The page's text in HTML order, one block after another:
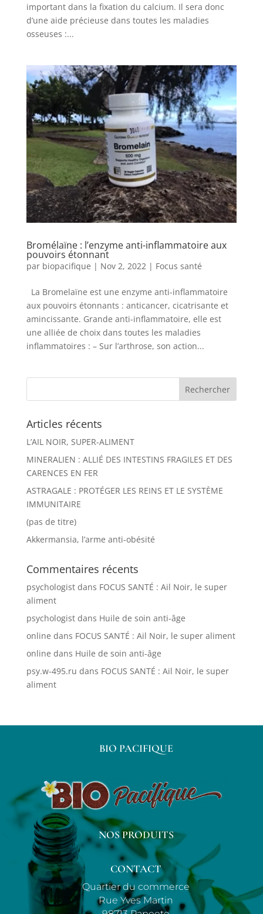
important dans la fixation du calcium. Il sera donc
d’une aide précieuse dans toutes les maladies
osseuses :...
Bromélaïne : l’enzyme anti-inflammatoire aux
pouvoirs étonnant
par biopacifique | Nov 2, 2022| Focus santé
La Bromelaïne est une enzyme anti-inflammatoire
aux pouvoirs étonnants : anticancer, cicatrisante et
amincissante. Grande anti-inflammatoire, elle est
une alliée de choix dans toutes les maladies
inflammatoires : – Sur l’arthrose, son action...
Articles récents
L’AIL NOIR, SUPER-ALIMENT
MINERALIEN : ALLIÉ DES INTESTINS FRAGILES ET DES
CARENCES EN FER
ASTRAGALE : PROTÉGER LES REINS ET LE SYSTÈME
IMMUNITAIRE
(pas de titre)
Akkermansia, l’arme anti-obésité
Commentaires récents
psychologistdans FOCUS SANTÉ : Ail Noir, le super
aliment
psychologistdans Huile de soin anti-âge
online dans FOCUS SANTÉ : Ail Noir, le super aliment
online dans Huile de soin anti-âge
psy.w-495.ru dans FOCUS SANTÉ : Ail Noir, le super
aliment
BIO PACIFIQUE
NOS PRODUITS
CONTACT
Quartier du commerce
Rue Yves Martin